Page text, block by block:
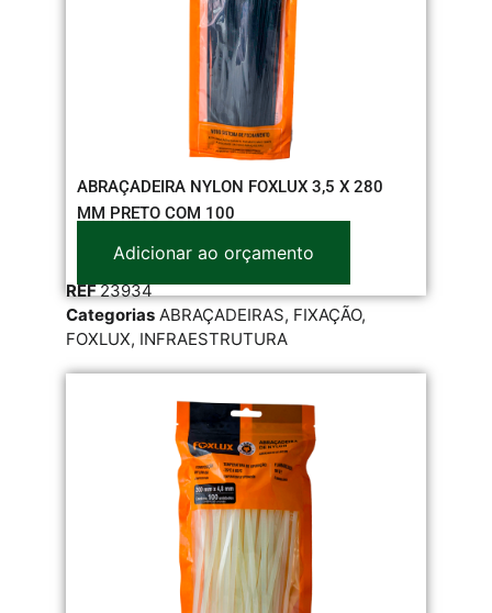
ABRAÇADEIRA NYLON FOXLUX 3,5 X 280
MM PRETO COM 100
Adicionar ao orçamento
REF23934
Categorias ABRAÇADEIRAS, FIXAÇÃO,
FOXLUX, INFRAESTRUTURA